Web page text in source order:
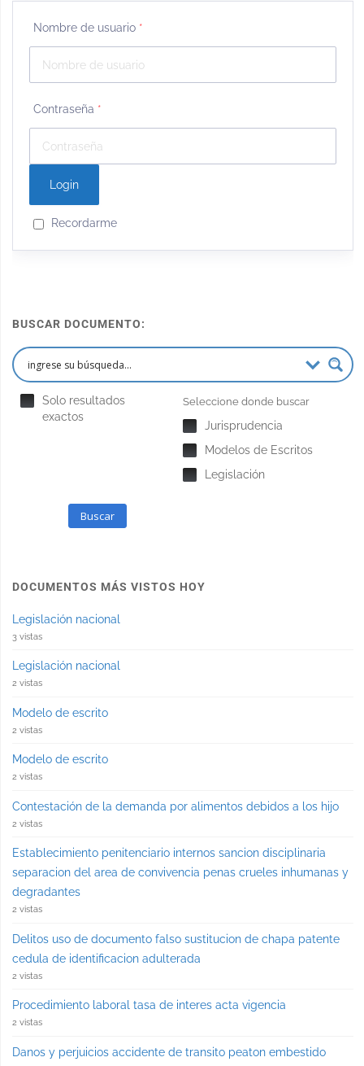
Nombre de usuario *
Contraseña *
Recordarme
BUSCAR DOCUMENTO:
Solo resultados
exactos
Seleccione donde buscar
Jurisprudencia
Modelos de Escritos
Legislación
Buscar
DOCUMENTOS MÁS VISTOS HOY
Legislación nacional
3 vistas
Legislación nacional
2 vistas
Modelo de escrito
2 vistas
Modelo de escrito
2 vistas
Contestación de la demanda por alimentos debidos a los hijo
2 vistas
Establecimiento penitenciario internos sancion disciplinaria
separacion del area de convivencia penas crueles inhumanas y
degradantes
2 vistas
Delitos uso de documento falso sustitucion de chapa patente
cedula de identificacion adulterada
2 vistas
Procedimiento laboral tasa de interes acta vigencia
2 vistas
Danos y perjuicios accidente de transito peaton embestido